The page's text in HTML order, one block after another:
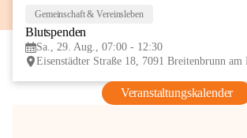
Gemeinschaft & Vereinsleben
Blutspenden
Sa., 29. Aug., 07:00 - 12:30
Veranstaltungskalender